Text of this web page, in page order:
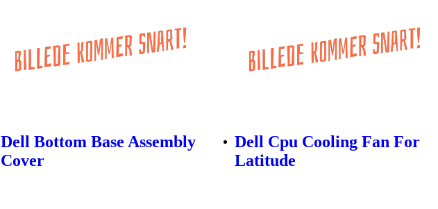
Dell Bottom Base Assembly
Cover
Dell Cpu Cooling Fan For
Latitude